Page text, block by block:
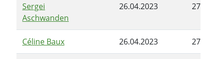
Sergei
Aschwanden
26.04.2023
Céline Baux 26.04.2023